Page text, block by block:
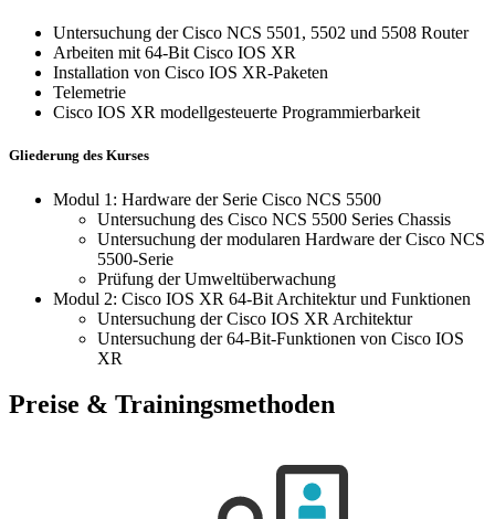
Untersuchung der Cisco NCS 5501, 5502 und 5508 Router
Arbeiten mit 64-Bit Cisco IOS XR
Installation von Cisco IOS XR-Paketen
Telemetrie
Cisco IOS XR modellgesteuerte Programmierbarkeit
Gliederung des Kurses
Modul 1: Hardware der Serie Cisco NCS 5500
Untersuchung des Cisco NCS 5500 Series Chassis
Untersuchung der modularen Hardware der Cisco NCS
5500-Serie
Prüfung der Umweltüberwachung
Modul 2: Cisco IOS XR 64-Bit Architektur und Funktionen
Untersuchung der Cisco IOS XR Architektur
Untersuchung der 64-Bit-Funktionen von Cisco IOS
XR
Preise & Trainingsmethoden